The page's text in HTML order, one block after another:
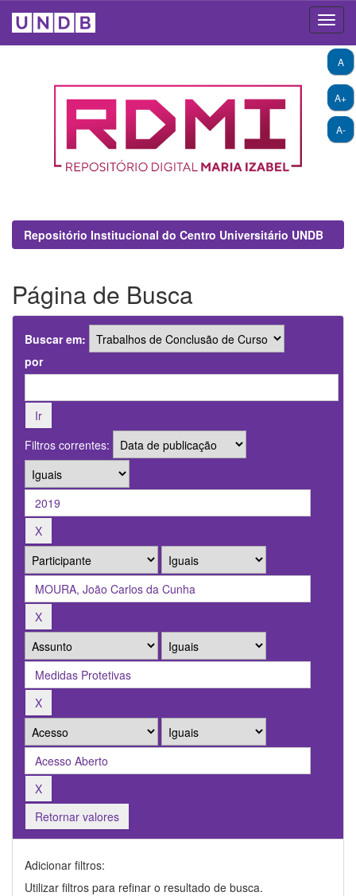
A+
A-
A
Repositório Institucional do Centro Universitário UNDB
Página de Busca
Buscar em:
por
Filtros correntes:
Retornar valores
Adicionar filtros:
Utilizar filtros para refinar o resultado de busca.